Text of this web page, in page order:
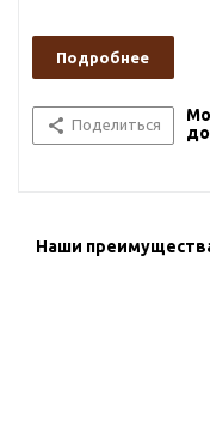
Подробнее
Поделиться
Наши